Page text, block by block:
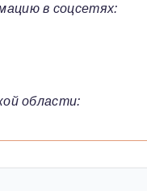
в соцсетях:
области: